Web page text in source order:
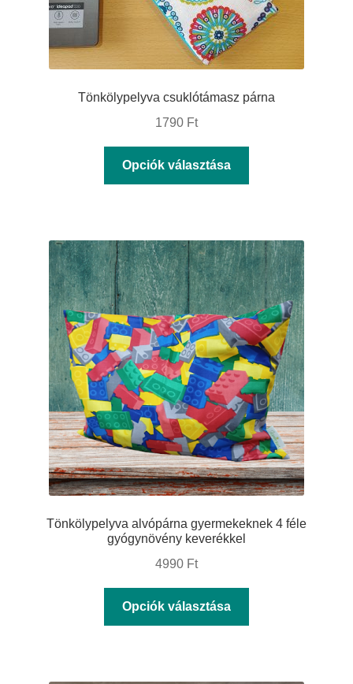
Tönkölypelyva csuklótámasz párna
1790 Ft
Opciók választása
variációja
van.
A
változatok
a
termékoldalon
választhatók
ki
Tönkölypelyva alvópárna gyermekeknek 4 féle
gyógynövény keverékkel
4990 Ft
Opciók választása